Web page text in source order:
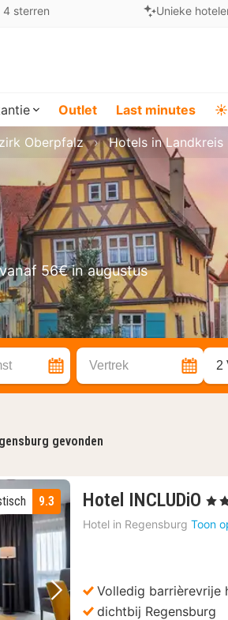
4 sterren Unieke
Outlet Last minutes ☀️
56€ in augustus
Oberpfalz Hotels in Landkreis
Vertrek 2
gevonden
Volgende foto
9.3 Hotel INCLUDiO 2
, 4
Hotel in Regensburg Toon
Volledig barrièrevrije
dichtbij Regensburg